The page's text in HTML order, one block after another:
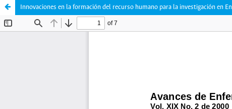
Innovaciones en la formación del recurso humano para la investigación en